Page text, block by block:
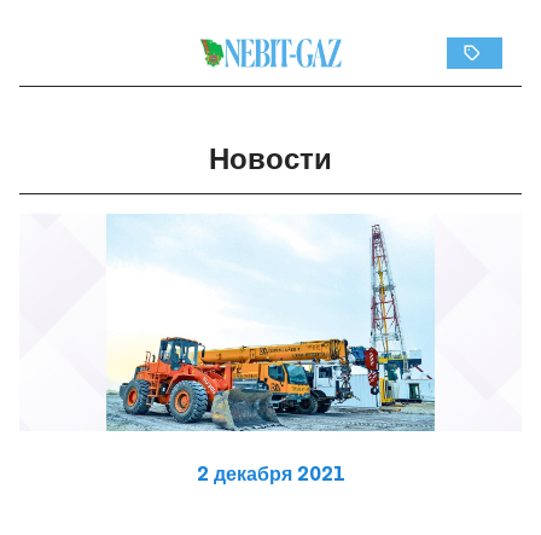
Новости
2 декабря 2021